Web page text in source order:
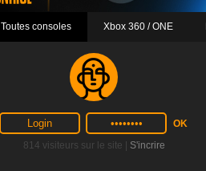
Toutes consoles Xbox 360 / ONE
814 visiteurs sur le site | S'incrire